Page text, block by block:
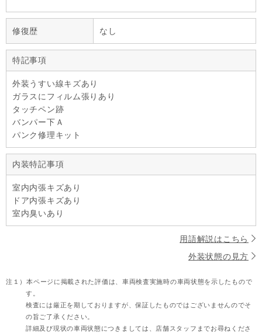
修復歴 なし
特記事項
外装うすい線キズあり
ガラスにフィルム張りあり
タッチペン跡
バンパー下Ａ
パンク修理キット
内装特記事項
室内内張キズあり
ドア内張キズあり
室内臭いあり
用語解説はこちら
外装状態の見方
注１）本ページに掲載された評価は、車両検査実施時の車両状態を示したもので
す。
検査には厳正を期しておりますが、保証したものではございませんのでそ
の旨ご了承ください。
詳細及び現状の車両状態につきましては、店舗スタッフまでお尋ねくださ